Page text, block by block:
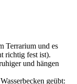
Terrarium und es
richtig fest ist).
und hängen
geübt: